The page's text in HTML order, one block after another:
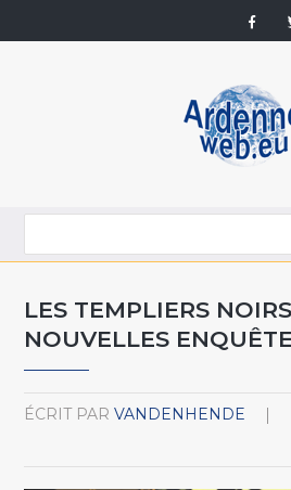
LES TEMPLIERS
NOUVELLES
ÉCRIT PAR VANDENHENDE